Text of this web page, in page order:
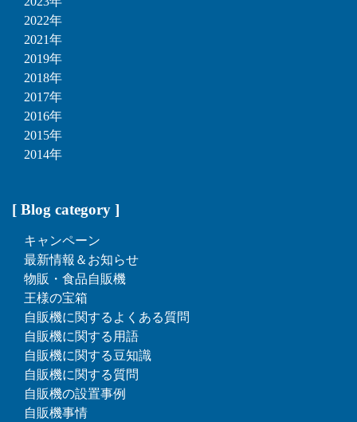
2022年
2021年
2019年
2018年
2017年
2016年
2015年
2014年
[ Blog category ]
キャンペーン
最新情報＆お知らせ
物販・食品自販機
王様の宝箱
自販機に関するよくある質問
自販機に関する用語
自販機に関する豆知識
自販機に関する質問
自販機の設置事例
自販機事情